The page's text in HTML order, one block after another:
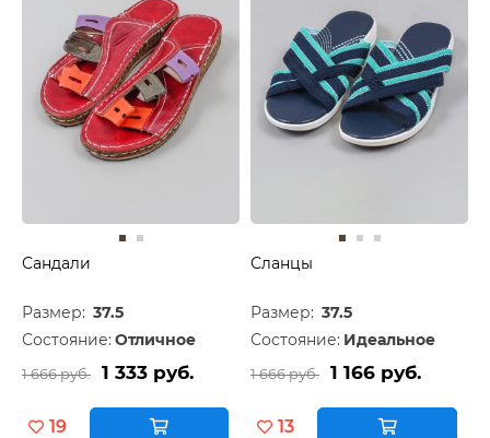
Сандали
Размер: 37.5
Состояние: Отличное
1 666 руб. 1 333 руб.
19
Сланцы
Размер: 37.5
Состояние: Идеальное
1 666 руб. 1 166 руб.
13